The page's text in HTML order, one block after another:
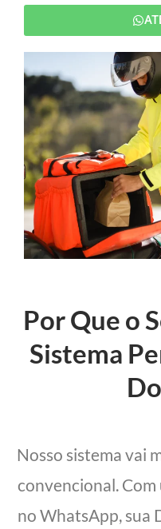
Por Que o
Sistema
Nosso sistema vai
convencional.
no WhatsApp, sua